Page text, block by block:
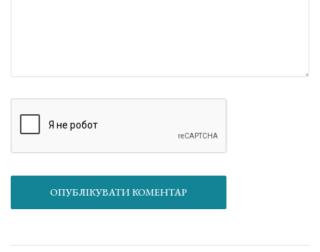
ОПУБЛІКУВАТИ КОМЕНТАР